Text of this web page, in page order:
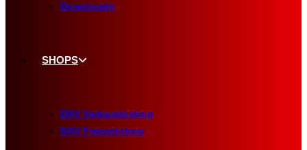
Downloads
SHOPS
DAV Verbandsshop
DAV Freizeitshop